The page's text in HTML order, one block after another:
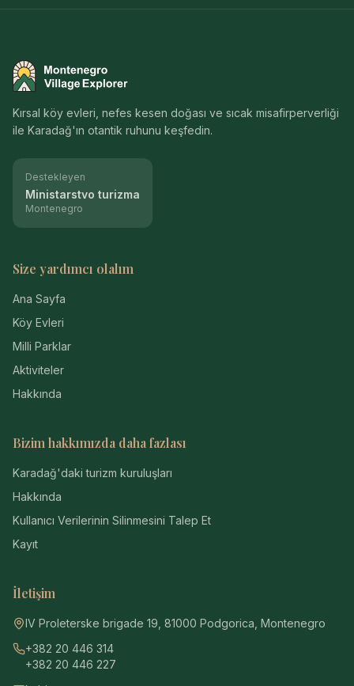
Montenegro Village Explorer
Kırsal köy evleri, nefes kesen doğası ve sıcak misafirperverliği
ile Karadağ'ın otantik ruhunu keşfedin.
Destekleyen
Ministarstvo turizma
Montenegro
Size yardımcı olalım
Ana Sayfa
Köy Evleri
Milli Parklar
Aktiviteler
Hakkında
Bizim hakkımızda daha fazlası
Karadağ'daki turizm kuruluşları
Hakkında
Kullanıcı Verilerinin Silinmesini Talep Et
Kayıt
İletişim
IV Proleterske brigade 19, 81000 Podgorica, Montenegro
+382 20 446 314
+382 20 446 227